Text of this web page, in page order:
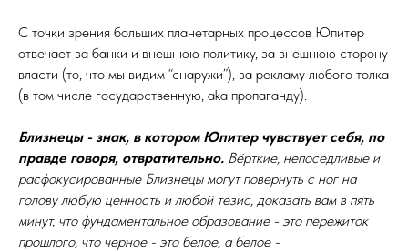
С точки зрения больших планетарных процессов Юпитер
отвечает за банки и внешнюю политику, за внешнюю сторону
власти (то, что мы видим “снаружи”), за рекламу любого толка
(в том числе государственную, aka пропаганду).
Близнецы - знак, в котором Юпитер чувствует себя, по
правде говоря, отвратительно. Вёрткие, непоседливые и
расфокусированные Близнецы могут повернуть с ног на
голову любую ценность и любой тезис, доказать вам в пять
минут, что фундаментальное образование - это пережиток
прошлого, что черное - это белое, а белое -